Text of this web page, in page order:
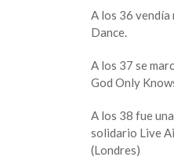
A los 36 vendía
Dance.
A los 37 se
God Only
A los 38 fue
solidario Live
(Londres)